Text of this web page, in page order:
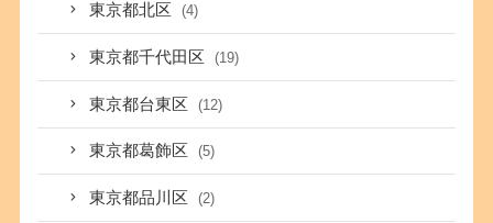
東京都北区 (4)
東京都千代田区 (19)
東京都台東区 (12)
東京都葛飾区 (5)
東京都品川区 (2)